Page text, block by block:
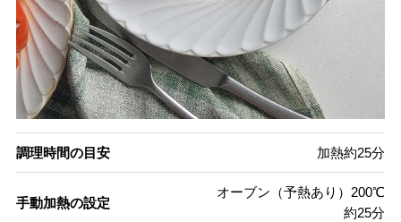
調理時間の目安 加熱約25分
手動加熱の設定
オーブン（予熱あり）200℃
約25分